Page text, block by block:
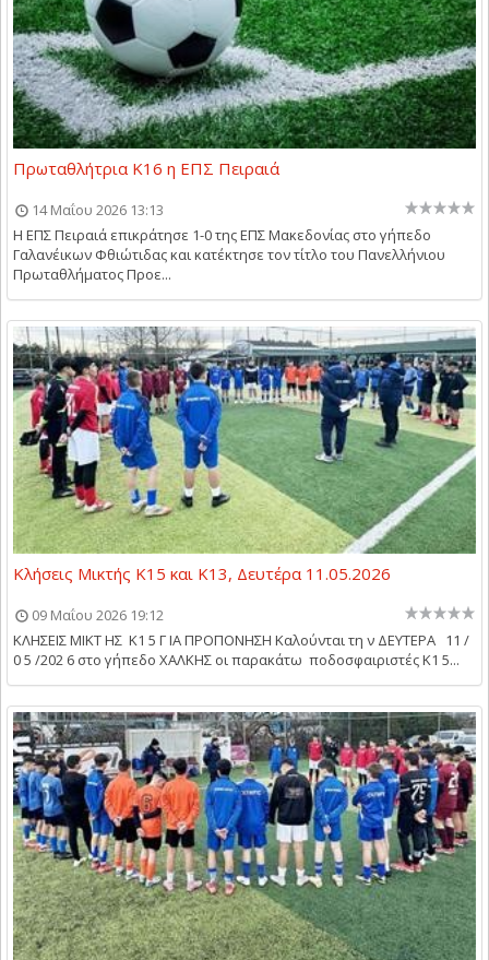
Πρωταθλήτρια Κ16 η ΕΠΣ Πειραιά
14 Μαΐου 2026 13:13
Η ΕΠΣ Πειραιά επικράτησε 1-0 της ΕΠΣ Μακεδονίας στο γήπεδο
Γαλανέικων Φθιώτιδας και κατέκτησε τον τίτλο του Πανελλήνιου
Πρωταθλήματος Προε...
Κλήσεις Μικτής Κ15 και Κ13, Δευτέρα 11.05.2026
09 Μαΐου 2026 19:12
ΚΛΗΣΕΙΣ ΜΙΚΤ ΗΣ Κ1 5 Γ ΙΑ ΠΡΟΠΟΝΗΣΗ Καλούνται τη ν ΔΕΥΤΕΡΑ 11 /
0 5 /202 6 στο γήπεδο ΧΑΛΚΗΣ οι παρακάτω ποδοσφαιριστές Κ1 5...